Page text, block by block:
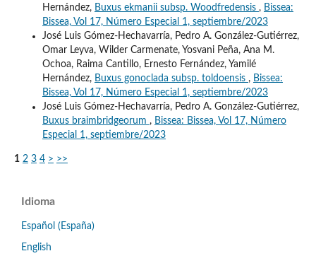
Hernández, Buxus ekmanii subsp. Woodfredensis , Bissea:
Bissea, Vol 17, Número Especial 1, septiembre/2023
José Luis Gómez-Hechavarría, Pedro A. González-Gutiérrez,
Omar Leyva, Wilder Carmenate, Yosvani Peña, Ana M.
Ochoa, Raima Cantillo, Ernesto Fernández, Yamilé
Hernández, Buxus gonoclada subsp. toldoensis , Bissea:
Bissea, Vol 17, Número Especial 1, septiembre/2023
José Luis Gómez-Hechavarría, Pedro A. González-Gutiérrez,
Buxus braimbridgeorum , Bissea: Bissea, Vol 17, Número
Especial 1, septiembre/2023
1 2 3 4 > >>
Idioma
Español (España)
English